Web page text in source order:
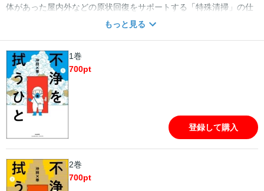
体があった屋内外などの原状回復をサポートする「特殊清掃」の仕
事だった。彼は、さまざまな状態で死を迎えた人びとの「生活の
もっと見る
1巻
700pt
登録して購入
2巻
700pt